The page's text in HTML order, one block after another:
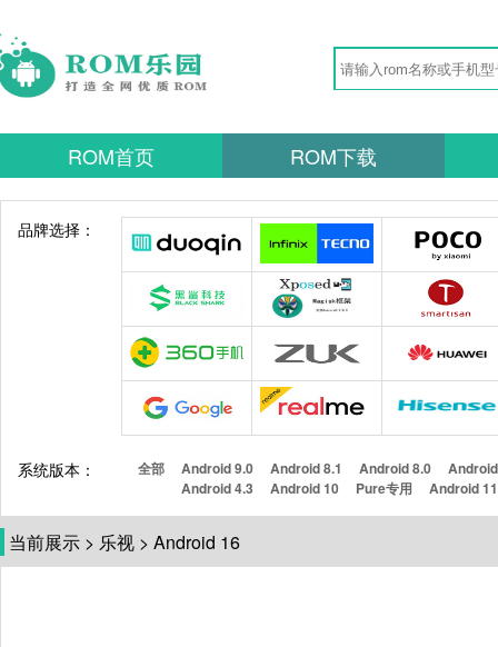
ROM首页 ROM下载
品牌选择：
系统版本： 全部 Android 9.0 Android 8.1 Android 8.0
Android 4.3
Android 10 Pure专用 Android 11
当前展示 > 乐视 > Android 16